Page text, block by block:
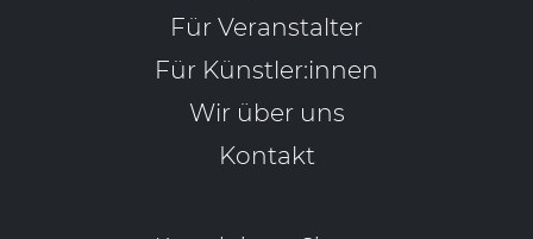
Für Veranstalter
Für Künstler:innen
Wir über uns
Kontakt